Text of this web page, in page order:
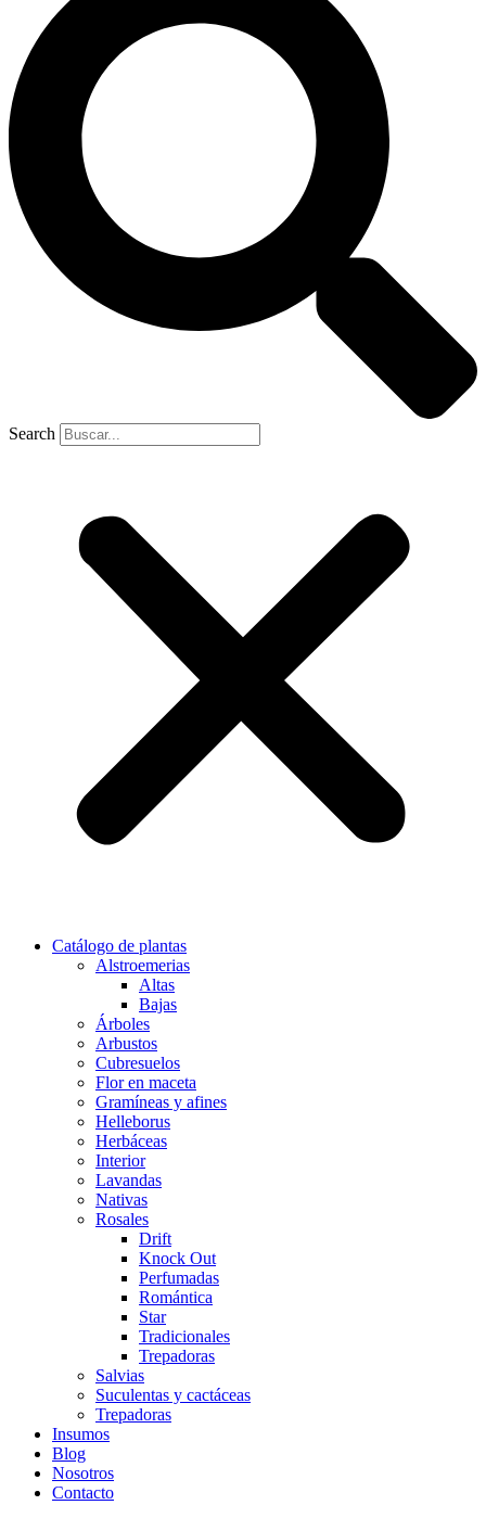
Search
Catálogo de plantas
Alstroemerias
Altas
Bajas
Árboles
Arbustos
Cubresuelos
Flor en maceta
Gramíneas y afines
Helleborus
Herbáceas
Interior
Lavandas
Nativas
Rosales
Drift
Knock Out
Perfumadas
Romántica
Star
Tradicionales
Trepadoras
Salvias
Suculentas y cactáceas
Trepadoras
Insumos
Blog
Nosotros
Contacto